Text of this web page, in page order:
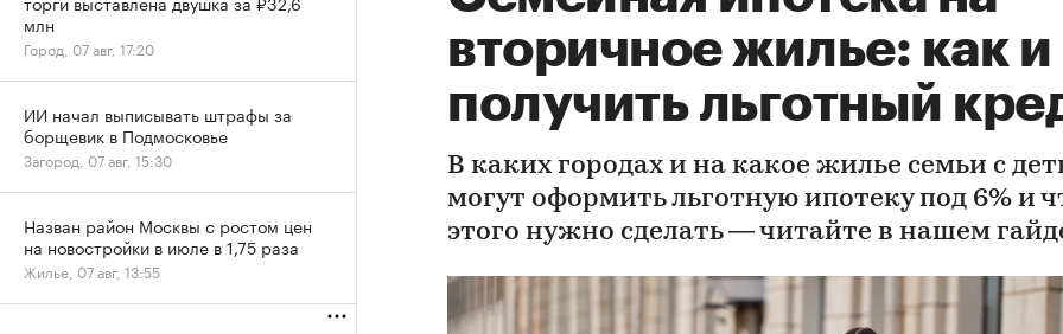
вторичное жилье: как и
получить льготный
В каких городах и на какое жилье семьи с
могут оформить льготную ипотеку под 6% и
этого нужно сделать — читайте в нашем
млн
Город, 07 авг, 17:20
ИИ начал выписывать штрафы за
борщевик в Подмосковье
Загород, 07 авг, 15:30
Назван район Москвы с ростом цен
на новостройки в июле в 1,75 раза
Жилье, 07 авг, 13:55